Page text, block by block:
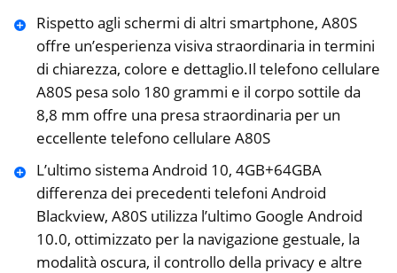
Rispetto agli schermi di altri smartphone, A80S
offre un’esperienza visiva straordinaria in termini
di chiarezza, colore e dettaglio.Il telefono cellulare
A80S pesa solo 180 grammi e il corpo sottile da
8,8 mm offre una presa straordinaria per un
eccellente telefono cellulare A80S
L’ultimo sistema Android 10, 4GB+64GBA
differenza dei precedenti telefoni Android
Blackview, A80S utilizza l’ultimo Google Android
10.0, ottimizzato per la navigazione gestuale, la
modalità oscura, il controllo della privacy e altre